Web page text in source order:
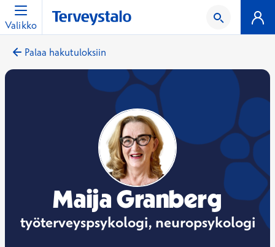
Valikko
Palaa hakutuloksiin
Maija Granberg
työterveyspsykologi, neuropsykologi